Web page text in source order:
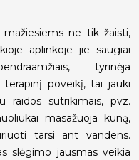
ne tik žaisti,
aplinkoje jie saugiai
tyrinėja
terapinį poveikį, tai jauki
raidos sutrikimais, pvz.
masažuoja kūną,
tarsi ant vandens.
slėgimo jausmas veikia